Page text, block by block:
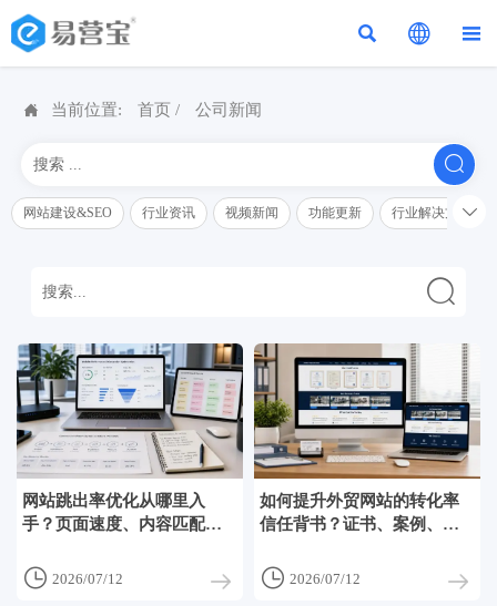
  
 当前位置: 首页 / 公司新闻

网站建设&SEO 行业资讯 视频新闻 功能更新 行业解决方案解读


网站跳出率优化从哪里入
手？页面速度、内容匹配和
 2026/07/12
如何提升外贸网站的转化率
信任背书？证书、案例、评
 2026/07/12